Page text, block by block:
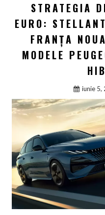
STRATEGIA
EURO:
FRANȚA
MODELE
iunie 5,